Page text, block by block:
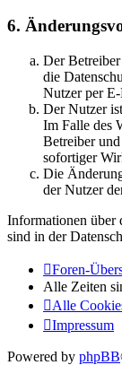
6.
Der
die
Nutzer per
Der Nutzer
Im Falle des
Betreiber
sofortiger
Die
der Nutzer
Informationen über
sind in der
Foren-
Alle Zeiten
Alle
Impressum
Powered by phpBB